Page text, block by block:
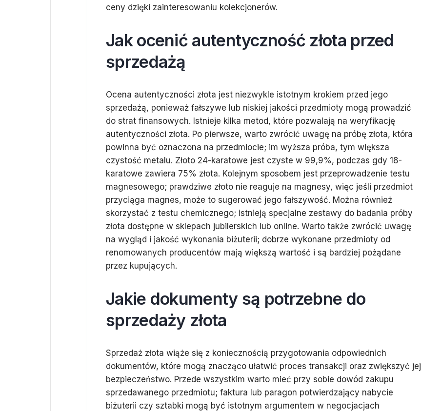
ceny dzięki zainteresowaniu kolekcjonerów.
Jak ocenić autentyczność złota przed
sprzedażą
Ocena autentyczności złota jest niezwykle istotnym krokiem przed jego
sprzedażą, ponieważ fałszywe lub niskiej jakości przedmioty mogą prowadzić
do strat finansowych. Istnieje kilka metod, które pozwalają na weryfikację
autentyczności złota. Po pierwsze, warto zwrócić uwagę na próbę złota, która
powinna być oznaczona na przedmiocie; im wyższa próba, tym większa
czystość metalu. Złoto 24-karatowe jest czyste w 99,9%, podczas gdy 18-
karatowe zawiera 75% złota. Kolejnym sposobem jest przeprowadzenie testu
magnesowego; prawdziwe złoto nie reaguje na magnesy, więc jeśli przedmiot
przyciąga magnes, może to sugerować jego fałszywość. Można również
skorzystać z testu chemicznego; istnieją specjalne zestawy do badania próby
złota dostępne w sklepach jubilerskich lub online. Warto także zwrócić uwagę
na wygląd i jakość wykonania biżuterii; dobrze wykonane przedmioty od
renomowanych producentów mają większą wartość i są bardziej pożądane
przez kupujących.
Jakie dokumenty są potrzebne do
sprzedaży złota
Sprzedaż złota wiąże się z koniecznością przygotowania odpowiednich
dokumentów, które mogą znacząco ułatwić proces transakcji oraz zwiększyć jej
bezpieczeństwo. Przede wszystkim warto mieć przy sobie dowód zakupu
sprzedawanego przedmiotu; faktura lub paragon potwierdzający nabycie
biżuterii czy sztabki mogą być istotnym argumentem w negocjacjach